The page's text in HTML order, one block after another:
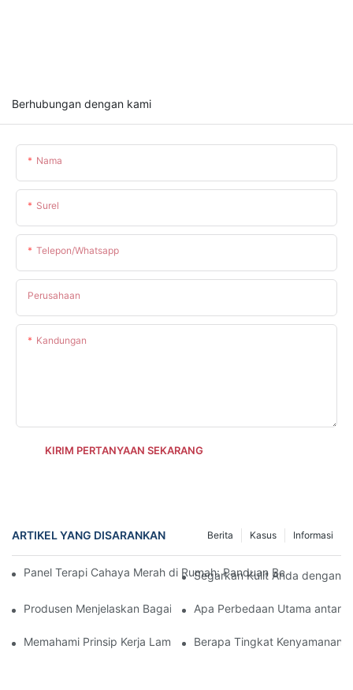
Berhubungan dengan kami
Nama
Surel
Telepon/whatsapp
Perusahaan
Kandungan
KIRIM PERTANYAAN SEKARANG
ARTIKEL YANG DISARANKAN Informasi
Kasus
Berita
Panel Terapi Cahaya Merah di Rumah: Panduan Berbasis
Segarkan Kulit Anda dengan
Produsen Menjelaskan Bagaimana Terapi Cahaya Merah
Apa Perbedaan Utama antara
Memahami Prinsip Kerja Lampu LED MerahBerapa Tingkat Kenyamanan